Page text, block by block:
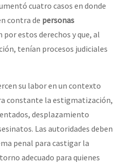
cuatro casos en donde
contra de personas
estos derechos y que, al
tenían procesos judiciales
su labor en un contexto
constante la estigmatización,
desplazamiento
Las autoridades deben
penal para castigar la
adecuado para quienes